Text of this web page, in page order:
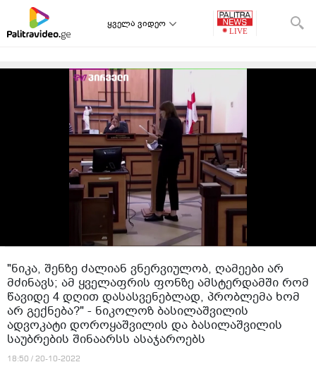
ყველა ვიდეო
"ნიკა, შენზე ძალიან ვნერვიულობ, ღამეები არ
მძინავს; ამ ყველაფრის ფონზე ამსტერდამში რომ
წავიდე 4 დღით დასასვენებლად, პრობლემა ხომ
არ გექნება?" - ნიკოლოზ ბასილაშვილის
ადვოკატი დოროყაშვილის და ბასილაშვილის
საუბრების შინაარსს ასაჯაროებს
18:50 / 20-10-2022